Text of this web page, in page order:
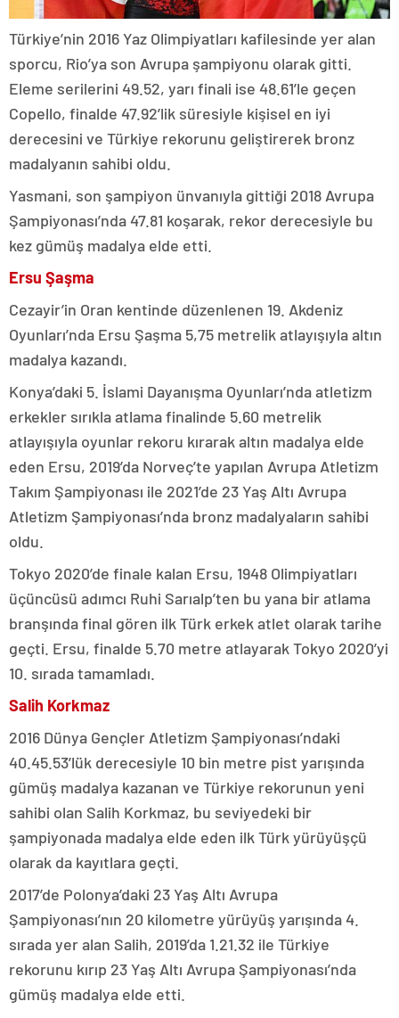
Türkiye’nin 2016 Yaz Olimpiyatları kafilesinde yer alan
sporcu, Rio’ya son Avrupa şampiyonu olarak gitti.
Eleme serilerini 49.52, yarı finali ise 48.61’le geçen
Copello, finalde 47.92’lik süresiyle kişisel en iyi
derecesini ve Türkiye rekorunu geliştirerek bronz
madalyanın sahibi oldu.
Yasmani, son şampiyon ünvanıyla gittiği 2018 Avrupa
Şampiyonası’nda 47.81 koşarak, rekor derecesiyle bu
kez gümüş madalya elde etti.
Ersu Şaşma
Cezayir’in Oran kentinde düzenlenen 19. Akdeniz
Oyunları’nda Ersu Şaşma 5,75 metrelik atlayışıyla altın
madalya kazandı.
Konya’daki 5. İslami Dayanışma Oyunları’nda atletizm
erkekler sırıkla atlama finalinde 5.60 metrelik
atlayışıyla oyunlar rekoru kırarak altın madalya elde
eden Ersu, 2019’da Norveç’te yapılan Avrupa Atletizm
Takım Şampiyonası ile 2021’de 23 Yaş Altı Avrupa
Atletizm Şampiyonası’nda bronz madalyaların sahibi
oldu.
Tokyo 2020’de finale kalan Ersu, 1948 Olimpiyatları
üçüncüsü adımcı Ruhi Sarıalp’ten bu yana bir atlama
branşında final gören ilk Türk erkek atlet olarak tarihe
geçti. Ersu, finalde 5.70 metre atlayarak Tokyo 2020’yi
10. sırada tamamladı.
Salih Korkmaz
2016 Dünya Gençler Atletizm Şampiyonası’ndaki
40.45.53’lük derecesiyle 10 bin metre pist yarışında
gümüş madalya kazanan ve Türkiye rekorunun yeni
sahibi olan Salih Korkmaz, bu seviyedeki bir
şampiyonada madalya elde eden ilk Türk yürüyüşçü
olarak da kayıtlara geçti.
2017’de Polonya’daki 23 Yaş Altı Avrupa
Şampiyonası’nın 20 kilometre yürüyüş yarışında 4.
sırada yer alan Salih, 2019’da 1.21.32 ile Türkiye
rekorunu kırıp 23 Yaş Altı Avrupa Şampiyonası’nda
gümüş madalya elde etti.